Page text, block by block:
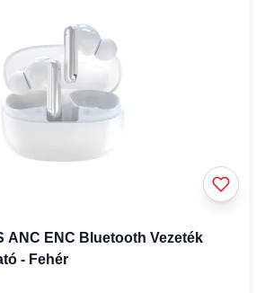
ANC ENC Bluetooth Vezeték
- Fehér